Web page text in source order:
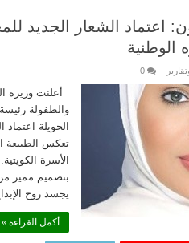
اعتماد الشعار الجديد
الوطنية
0
أعلنت وزيرة
والطفولة
الحويلة
تعكس الطبيعة
الأسرة
بتصميم مميز
يجسد روح
أكمل القراءة »